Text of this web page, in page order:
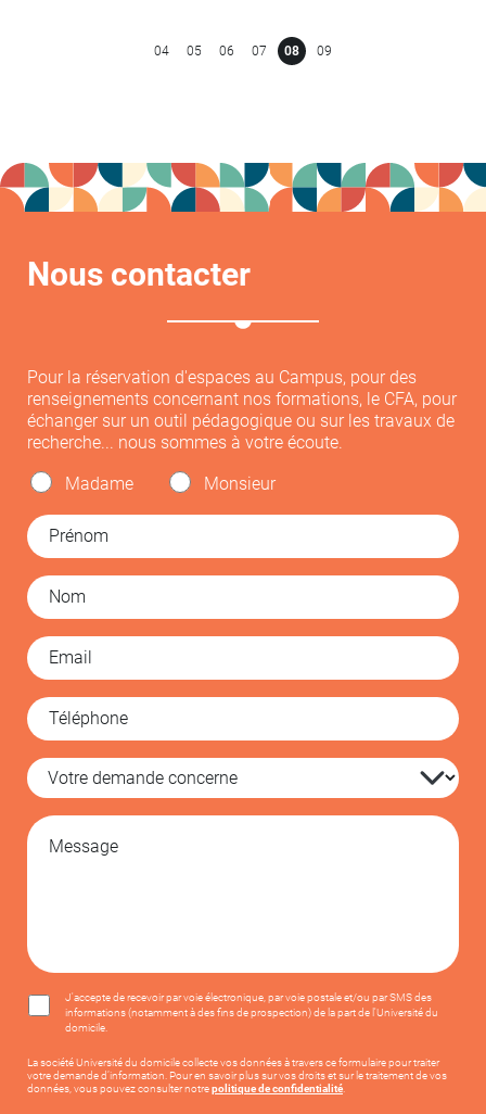
04 05 06 07 08 09
Nous contacter
Pour la réservation d'espaces au Campus, pour des
renseignements concernant nos formations, le CFA, pour
échanger sur un outil pédagogique ou sur les travaux de
recherche... nous sommes à votre écoute.
Madame
Monsieur
J'accepte de recevoir par voie électronique, par voie postale et/ou par SMS des
informations (notamment à des fins de prospection) de la part de l'Université du
domicile.
La société Université du domicile collecte vos données à travers ce formulaire pour traiter
votre demande d’information. Pour en savoir plus sur vos droits et sur le traitement de vos
données, vous pouvez consulter notrepolitique de confidentialité